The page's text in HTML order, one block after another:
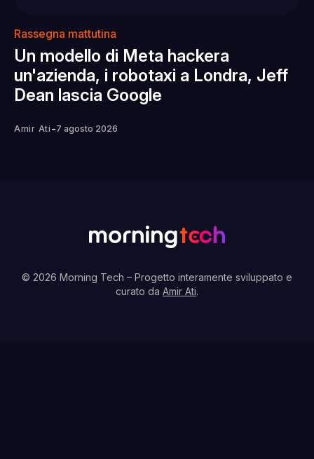
Rassegna mattutina
Un modello di Meta hackera
un'azienda, i robotaxi a Londra, Jeff
Dean lascia Google
Amir Ati -7 agosto 2026
© 2026 Morning Tech – Progetto interamente sviluppato e
curato da Amir Ati.